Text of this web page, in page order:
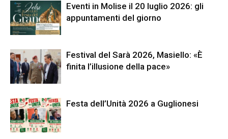
Eventi in Molise il 20 luglio 2026: gli
appuntamenti del giorno
Festival del Sarà 2026, Masiello: «È
finita l’illusione della pace»
Festa dell’Unità 2026 a Guglionesi